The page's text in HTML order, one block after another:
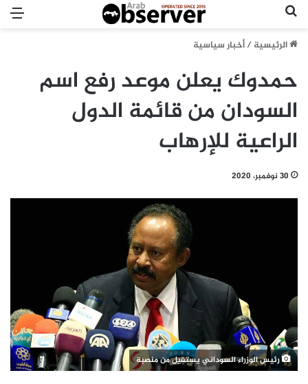
الرئيسية/أخبار سياسية
حمدوك يعلن موعد رفع اسم
السودان من قائمة الدول
الراعية للإرهاب
30 نوفمبر، 2020
رئيس الوزراء السوداني يستقيل من منصبة